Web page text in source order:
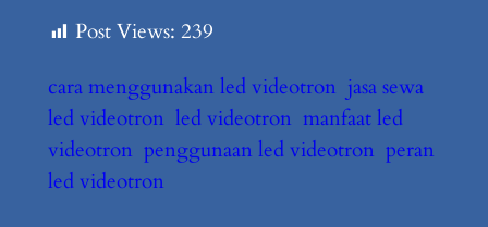
Post Views: 239
cara menggunakan led videotron jasa sewa
led videotron led videotron manfaat led
videotron penggunaan led videotron peran
led videotron